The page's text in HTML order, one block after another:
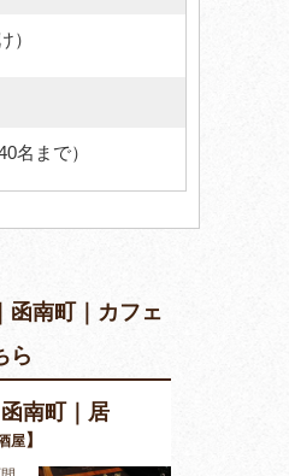
）
名まで）
函南町｜カフェ
ら
南町｜居
屋】